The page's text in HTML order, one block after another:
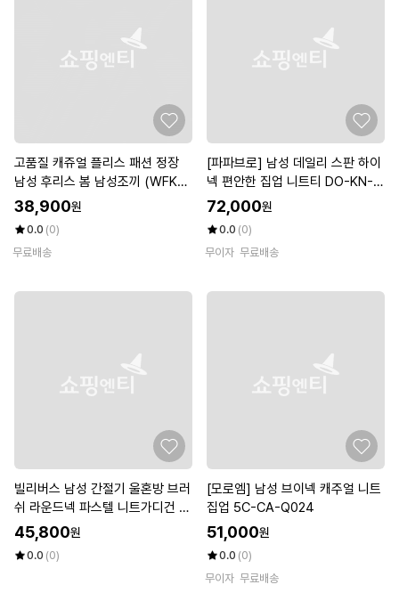
고품질 캐쥬얼 플리스 패션 정장
남성 후리스 봄 남성조끼 (WFKL5
GD)
38,900원
0.0 (0)
무료배송
[파파브로] 남성 데일리 스판 하이
넥 편안한 집업 니트티 DO-KN-2
37
72,000원
0.0 (0)
무이자 무료배송
빌리버스 남성 간절기 울혼방 브러
쉬 라운드넥 파스텔 니트가디건 B
XR069
45,800원
0.0 (0)
[모로엠] 남성 브이넥 캐주얼 니트
집업 5C-CA-Q024
51,000원
0.0 (0)
무이자 무료배송